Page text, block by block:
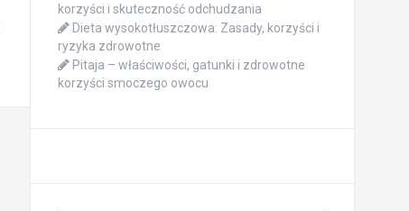
korzyści i skuteczność odchudzania
Dieta wysokotłuszczowa: Zasady, korzyści i
ryzyka zdrowotne
Pitaja – właściwości, gatunki i zdrowotne
korzyści smoczego owocu